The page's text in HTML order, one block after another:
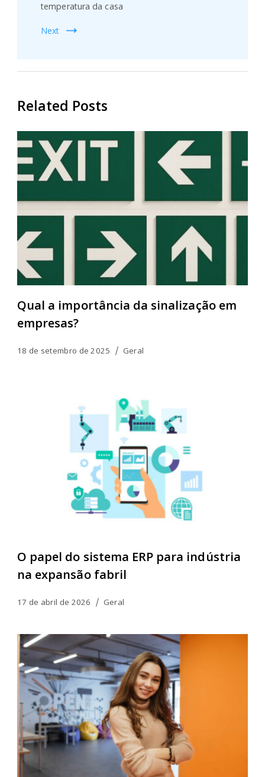
temperatura da casa
Next
Related Posts
Qual a importância da sinalização em
empresas?
18 de setembro de 2025 Geral
O papel do sistema ERP para indústria
na expansão fabril
17 de abril de 2026 Geral